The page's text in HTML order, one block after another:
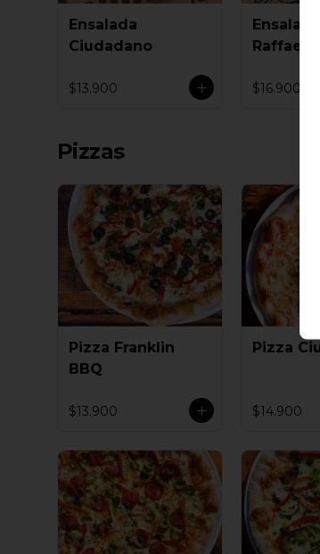
Ensalada
Ciudadano
$13.900
Ensalada
Raffaello
$16.900
Pizzas
Pizza Franklin
BBQ
$13.900
Pizza
$14.900